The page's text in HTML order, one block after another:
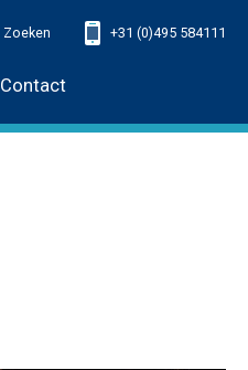
Contact
Zoeken +31 (0)495 584111